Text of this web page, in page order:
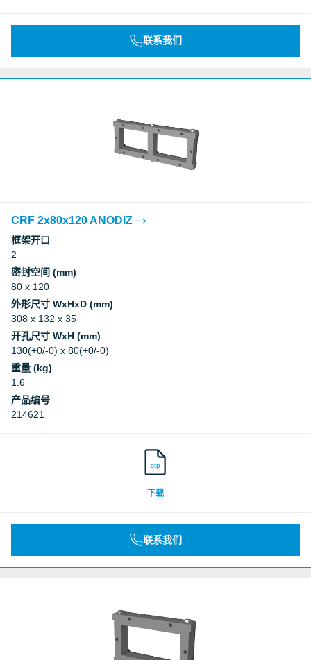
联系我们
CRF 2x80x120 ANODIZ
框架开口
2
密封空间 (mm)
80 x 120
外形尺寸 WxHxD (mm)
308 x 132 x 35
开孔尺寸 WxH (mm)
130(+0/-0) x 80(+0/-0)
重量 (kg)
1.6
产品编号
214621
stp
下载
联系我们